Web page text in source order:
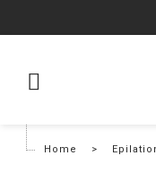
Home >